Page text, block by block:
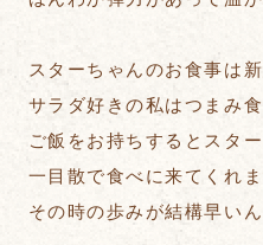
スターちゃんのお食事は
サラダ好きの私はつまみ
ご飯をお持ちするとスタ
一目散で食べに来てくれ
その時の歩みが結構早い